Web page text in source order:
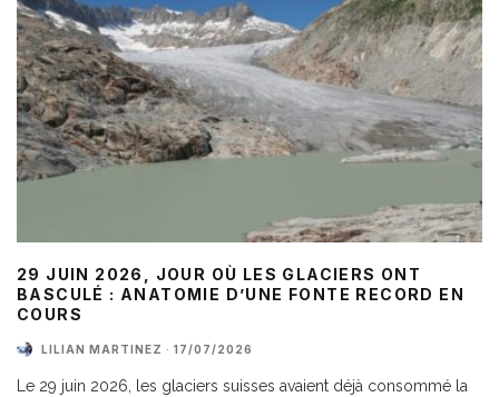
29 JUIN 2026, JOUR OÙ LES GLACIERS ONT
BASCULÉ : ANATOMIE D’UNE FONTE RECORD EN
COURS
LILIAN MARTINEZ · 17/07/2026
Le 29 juin 2026, les glaciers suisses avaient déjà consommé la